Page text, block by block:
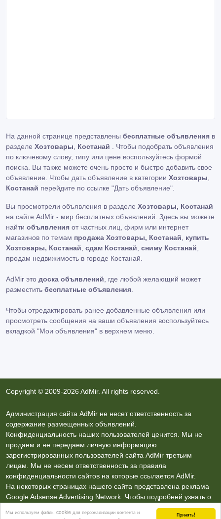
Принять!
Мы используем файлы cookie для персонализации контента и
На данной странице представлены бесплатные объявления в
разделе Хозтовары Костанай . Чтобы подобрать объявления
по ключевому слову, типу или цене воспользуйтесь формой
поиска. Вы также можете очень просто и быстро добавить свое
объявление. Чтобы дать объявление в категории Хозтовары
Костанай перейдите по ссылке "Дать объявление"
Вы просмотрели объявления в разделе Хозтовары, Костанай
на сайте AdMir - мир бесплатных объявлений. Здесь вы можете
найти объявления от частных лиц, фирм или интернет
магазинов по темам продажа Хозтовары, Костанай
купить
Хозтовары, Костанай сдам Костанай сниму Костанай
продам недвижимость в городе Костанай.
AdMir это доска объявлений , где любой желающий может
разместить бесплатные объявления
Чтобы отредактировать ранее добавленные объявления или
просмотреть сообщения на ваши объявления воспользуйтесь
вкладкой "Мои объявления" в верхнем меню.
Copyright © 2009-2026 AdMir. All rights reserved.
Администрация сайта AdMir не несет ответственность за
содержание размещенных объявлений.
Конфиденциальность наших пользователей ценится. Мы не
продаем и не передаем личную информацию
зарегистрированных пользователей сайта AdMir третьим
лицам. Мы не несем ответственность за правила
конфиденциальности сайтов на которые ссылается AdMir.
На некоторых страницах нашего сайта представлена реклама
Google Adsense Advertising Network. Чтобы подробней узнать о
нажмите тут.